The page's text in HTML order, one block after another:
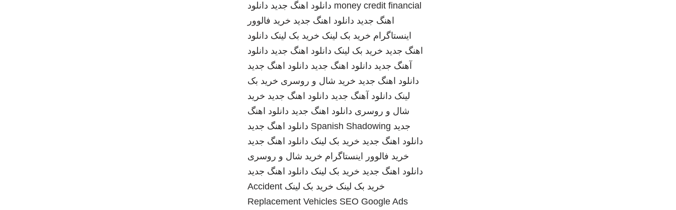
money credit financial دانلود اهنگ جدید دانلود
اهنگ جدید دانلود اهنگ جدید خرید فالوور
اینستاگرام خرید بک لینک خرید بک لینک دانلود
اهنگ جدید خرید بک لینک دانلود اهنگ جدید دانلود
آهنگ جدید دانلود اهنگ جدید دانلود اهنگ جدید
دانلود اهنگ جدید خرید شال و روسری خرید بک
لینک دانلود آهنگ جدید دانلود اهنگ جدید خرید
شال و روسری دانلود اهنگ جدید دانلود اهنگ
جدید Spanish Shadowing دانلود اهنگ جدید
دانلود اهنگ جدید خرید بک لینک دانلود اهنگ جدید
خرید فالوور اینستاگرام خرید شال و روسری
دانلود اهنگ جدید خرید بک لینک دانلود اهنگ جدید
خرید بک لینک خرید بک لینک Accident
Replacement Vehicles SEO Google Ads